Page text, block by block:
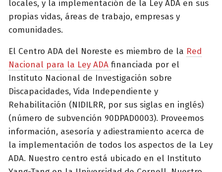
locales, y la implementación de la Ley ADA en sus
propias vidas, áreas de trabajo, empresas y
comunidades.
El Centro ADA del Noreste es miembro de la Red
Nacional para la Ley ADA financiada por el
Instituto Nacional de Investigación sobre
Discapacidades, Vida Independiente y
Rehabilitación (NIDILRR, por sus siglas en inglés)
(número de subvención 90DPAD0003). Proveemos
información, asesoría y adiestramiento acerca de
la implementación de todos los aspectos de la Ley
ADA. Nuestro centro está ubicado en el Instituto